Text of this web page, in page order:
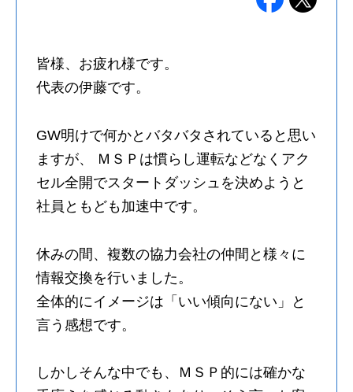
皆様、お疲れ様です。
代表の伊藤です。
GW明けで何かとバタバタされていると思い
ますが、 ＭＳＰは慣らし運転などなくアク
セル全開でスタートダッシュを決めようと
社員ともども加速中です。
休みの間、複数の協力会社の仲間と様々に
情報交換を行いました。
全体的にイメージは「いい傾向にない」と
言う感想です。
しかしそんな中でも、ＭＳＰ的には確かな